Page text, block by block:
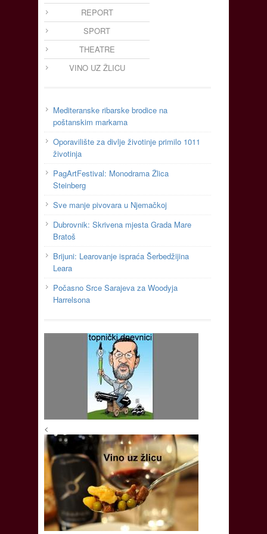
REPORT
SPORT
THEATRE
VINO UZ ŽLICU
Mediteranske ribarske brodice na
poštanskim markama
Oporavilište za divlje životinje primilo 1011
životinja
PagArtFestival: Monodrama Žlica
Steinberg
Sve manje pivovara u Njemačkoj
Dubrovnik: Skrivena mjesta Grada Mare
Bratoš
Brijuni: Learovanje ispraća Šerbedžijina
Leara
Počasno Srce Sarajeva za Woodyja
Harrelsona
<